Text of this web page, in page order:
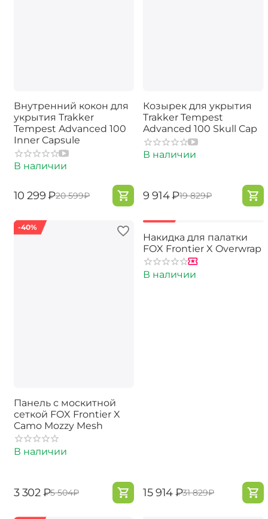
Внутренний кокон для
укрытия Trakker
Tempest Advanced 100
Inner Capsule
В наличии
‍10 299‍₽‍20 599‍₽
Козырек для укрытия
Trakker Tempest
Advanced 100 Skull Cap
В наличии
‍9 914‍₽‍19 829‍₽
-40%
Панель с москитной
сеткой FOX Frontier X
Camo Mozzy Mesh
В наличии
‍3 302‍₽‍5 504‍₽
Накидка для палатки
FOX Frontier X Overwrap
В наличии
‍15 914‍₽‍31 829‍₽